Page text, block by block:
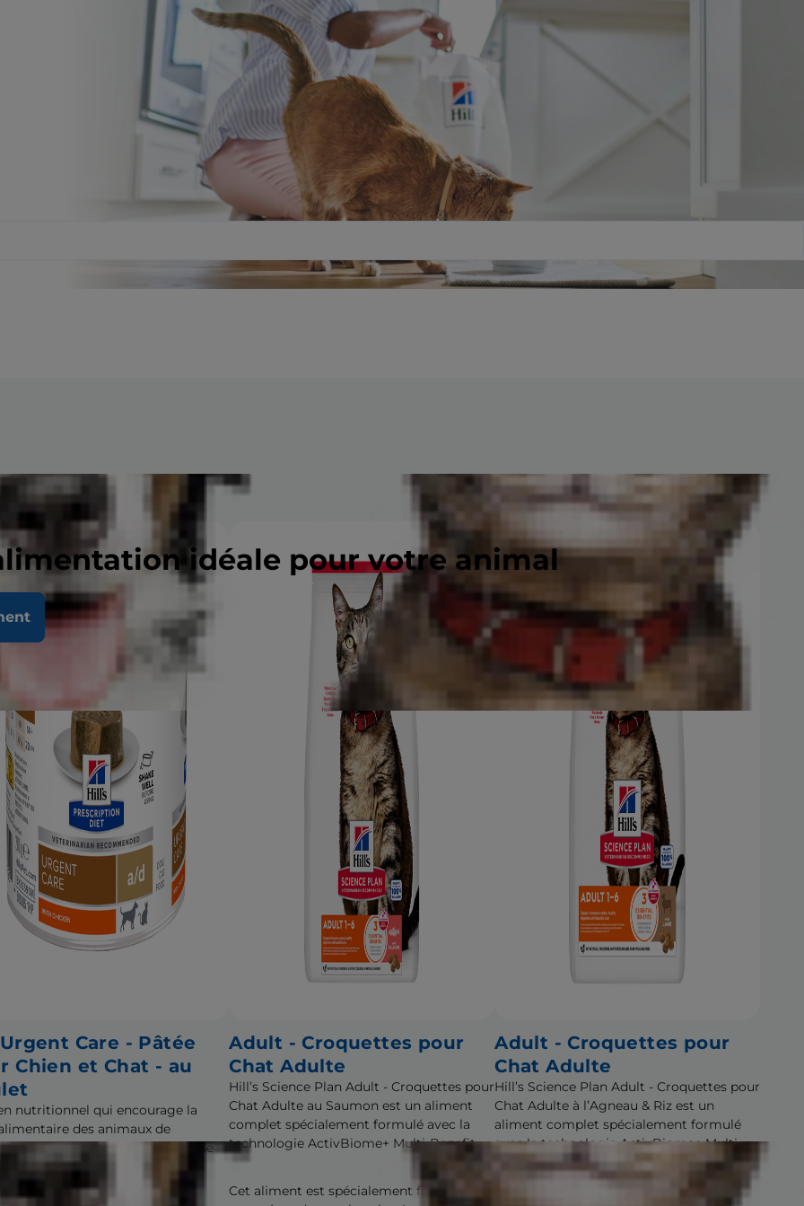
idéale pour votre animal
Care - Pâtée
Chien et Chat - au
nutritionnel qui encourage la
des animaux de
en convalescence après une
grave, un accident ou une
chirurgicale
Adult - Croquettes pour
Chat Adulte
Hill’s Science Plan Adult - Croquettes pour
Chat Adulte au Saumon est un aliment
complet spécialement formulé avec la
technologie ActivBiome+ Multi-Benefit.
Cet aliment est spécialement formulé
Adult - Croquettes pour
Chat Adulte
Hill’s Science Plan Adult - Croquettes pour
Chat Adulte à l’Agneau & Riz est un
aliment complet spécialement formulé
avec la technologie ActivBiome+ Multi-
Benefit.